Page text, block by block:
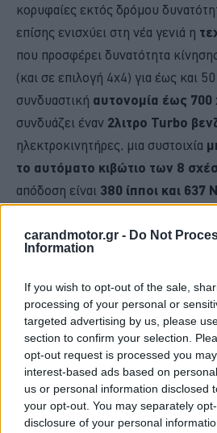
carandmotor.gr - Do Not
Information
If you wish to opt-out of the sale,
processing of your personal or
targeted advertising by us, please
section to confirm your selection.
opt-out request is processed you
interest-based ads based on
us or personal information disclosed
your opt-out. You may separately
disclosure of your personal
κορυφαίες εκτός δρόμου
επίσης ενισχύει στη νέα γενιά η
που προσφέρει δυνατότητα
(και σε επιλογή 4x4) για έως και
συνδυαστική αυτονομία έως 700
συνδυάζει έναν 2λιτρο Turbo
ηλεκτροκινητήρες, μια συστοιχία
το αυτόματο κιβώτιο των 8
απόδοση είναι 380 ίπποι και 637
ιστορία του μοντέλου. Διαθέσιμη
Trailhawk 4xe, η οποία ξεπέρασε
του Rubicon Trail ακόμα και
ηλεκτρική ενέργεια. Ανάλογα με
είναι τασυστήματα
Quadra Drive II
, ενώ η ισχύς και
τετρακίνησης, επιτρέπει στο νέο
να έχει εντυπωσιακή
φτάνει έως και τα 2.300 κιλά